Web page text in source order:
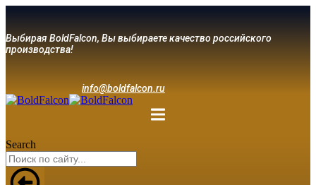
Выбирая BoldFalcon, Вы выбираете качество российского
производства!
info@boldfalcon.ru
Search